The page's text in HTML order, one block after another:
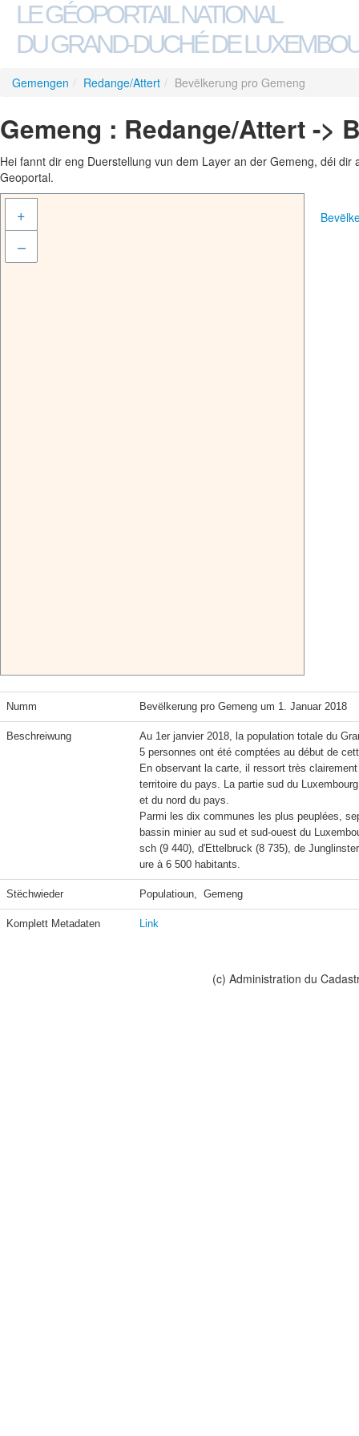
LE GÉOPORTAIL NATIONAL
DU GRAND-DUCHÉ DE
Gemengen / Redange/Attert / Bevëlkerung pro Gemeng
Gemeng : Redange/Attert ->
Hei fannt dir eng Duerstellung vun dem Layer an der Gemeng, déi
Geoportal.
+
–
Numm Bevëlkerung pro Gemeng um 1. Januar 2018
Beschreiwung
Au 1er janvier 2018, la population totale du
5 personnes ont été comptées au début de
En observant la carte, il ressort très
territoire du pays. La partie sud du
et du nord du pays.
Parmi les dix communes les plus peuplées,
bassin minier au sud et sud-ouest du
sch (9 440), d'Ettelbruck (8 735), de
ure à 6 500 habitants.
Stëchwieder Populatioun,  Gemeng
Komplett Metadaten Link
(c) Administration du